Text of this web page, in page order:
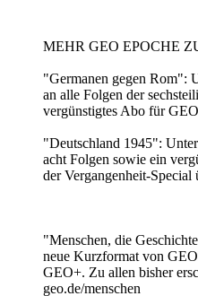
MEHR GEO EPOCHE
"Germanen gegen Rom":
an alle Folgen der
vergünstigtes Abo für
"Deutschland 1945":
acht Folgen sowie ein
der Vergangenheit-Special
"Menschen, die
neue Kurzformat von
GEO+. Zu allen bisher
geo.de/menschen